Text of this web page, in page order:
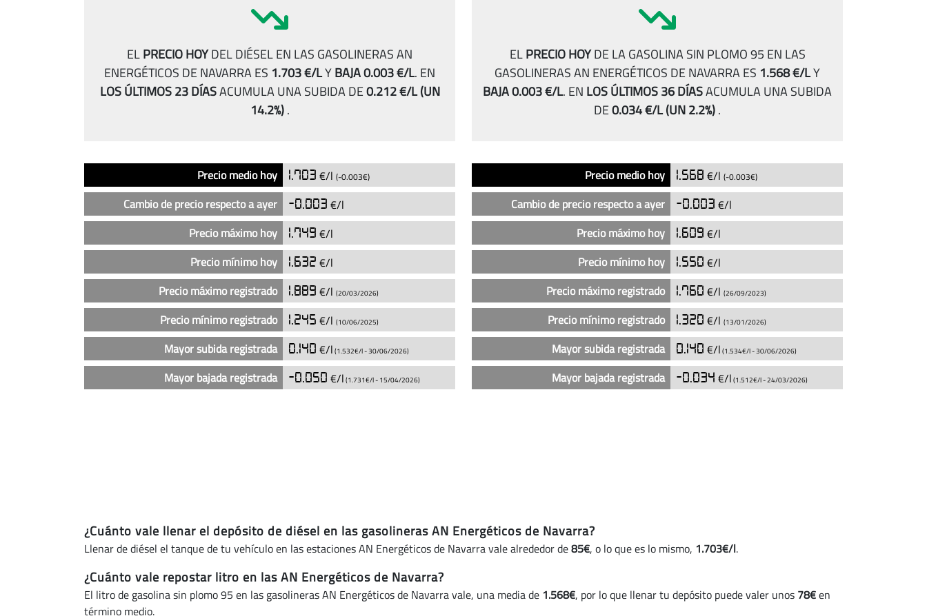
ELPRECIO HOYDEL DIÉSEL EN LAS GASOLINERAS AN
ENERGÉTICOS DE NAVARRA ES 1.703 €/LYBAJA 0.003 €/L. EN
LOS ÚLTIMOS 23 DÍASACUMULA UNA SUBIDA DE0.212 €/L(UN
14.2%).
Análisis
del
en
gasolineras
de
(actualizado
Precio medio hoy 1.703 €/l (-0.003€)
Cambio de precio respecto a ayer -0.003 €/l
Precio máximo hoy
1.749 €/l
Precio mínimo hoy
1.632 €/l
Precio máximo registrado
1.889 €/l (20/03/2026)
Precio mínimo registrado 1.245 €/l (10/06/2025)
Mayor subida registrada 0.140 €/l (1.532€/l -30/06/2026)
Mayor bajada registrada -0.050 €/l (1.731€/l - 15/04/2026)
ELPRECIO HOYDE LA GASOLINA SIN PLOMO 95 EN LAS
GASOLINERAS AN ENERGÉTICOS DE NAVARRA ES 1.568 €/LY
BAJA 0.003 €/L. EN LOS ÚLTIMOS 36 DÍASACUMULA UNA SUBIDA
DE0.034 €/L(UN 2.2%).
Análisis
de
gasolina
plomo
las
AN
Precio medio hoy 1.568 €/l (-0.003€)
Cambio de precio respecto a ayer -0.003 €/l
Precio máximo hoy
1.609 €/l
Precio mínimo hoy
1.550 €/l
Precio máximo registrado
1.760 €/l (26/09/2023)
Precio mínimo registrado 1.320 €/l (13/01/2026)
Mayor subida registrada 0.140 €/l (1.534€/l -30/06/2026)
Mayor bajada registrada -0.034 €/l (1.512€/l -24/03/2026)
¿Cuánto vale llenar el depósito de diésel en las gasolineras AN Energéticos de Navarra?
Llenar de diésel el tanque de tu vehículo en las estaciones AN Energéticos de Navarra vale alrededor de85€, o lo que es lo mismo, 1.703€/l.
¿Cuánto vale repostar litro en las AN Energéticos de Navarra?
El litro de gasolina sin plomo 95 en las gasolineras AN Energéticos de Navarra vale, una media de 1.568€, por lo que llenar tu depósito puede valer unos 78€en
término medio.